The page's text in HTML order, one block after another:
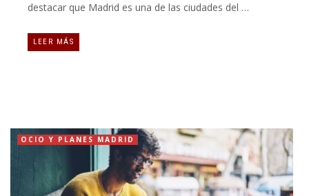
destacar que Madrid es una de las ciudades del …
LEER MÁS
OCIO Y PLANES MADRID